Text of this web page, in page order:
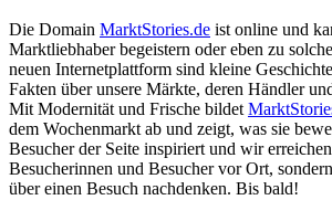
Die Domain MarktStories.de ist online und
Marktliebhaber begeistern oder eben zu
neuen Internetplattform sind kleine
Fakten über unsere Märkte, deren Händler
Mit Modernität und Frische bildet
dem Wochenmarkt ab und zeigt, was sie
Besucher der Seite inspiriert und wir
Besucherinnen und Besucher vor Ort,
über einen Besuch nachdenken. Bis bald!